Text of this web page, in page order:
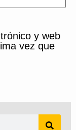
y web
vez que